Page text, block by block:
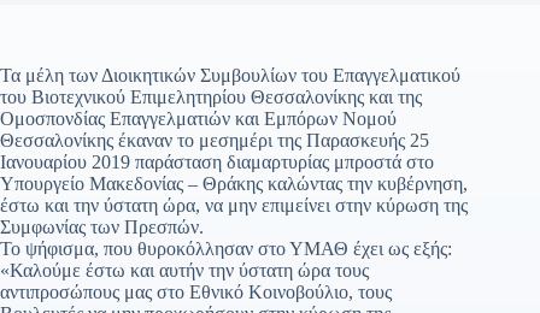
Τα μέλη των Διοικητικών Συμβουλίων του Επαγγελματικού
του Βιοτεχνικού Επιμελητηρίου Θεσσαλονίκης και της
Ομοσπονδίας Επαγγελματιών και Εμπόρων Νομού
Θεσσαλονίκης έκαναν το μεσημέρι της Παρασκευής 25
Ιανουαρίου 2019 παράσταση διαμαρτυρίας μπροστά στο
Υπουργείο Μακεδονίας – Θράκης καλώντας την κυβέρνηση,
έστω και την ύστατη ώρα, να μην επιμείνει στην κύρωση της
Συμφωνίας των Πρεσπών.
Το ψήφισμα, που θυροκόλλησαν στο ΥΜΑΘ έχει ως εξής:
«Καλούμε έστω και αυτήν την ύστατη ώρα τους
αντιπροσώπους μας στο Εθνικό Κοινοβούλιο, τους